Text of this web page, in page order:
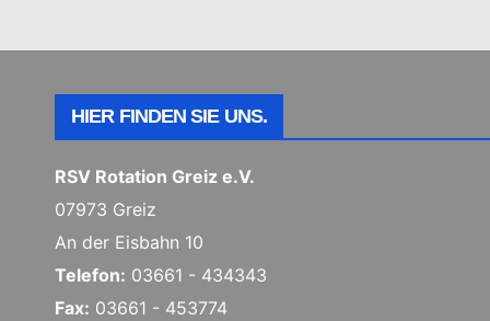
HIER FINDEN SIE UNS.
RSV Rotation Greiz e.V.
07973 Greiz
An der Eisbahn 10
Telefon: 03661 - 434343
Fax: 03661 - 453774